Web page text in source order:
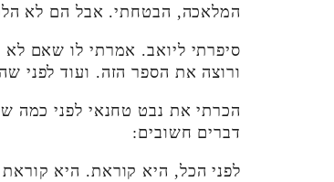
המלאכה, הבטחתי. אבל הם לא
סיפרתי ליואב. אמרתי לו שאם
ורוצה את הספר הזה. ועוד לפני
הכרתי את נבט טחנאי לפני כמה
דברים חשובים:
לפני הכל, היא קוראת. היא קוראת